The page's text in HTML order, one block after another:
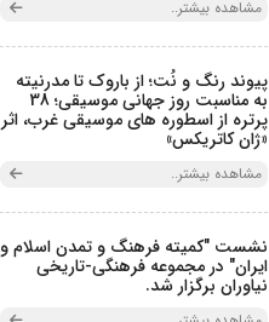
مشاهده بیشتر..
پیوند رنگ و نُت؛ از باروک تا مدرنیته
به مناسبت روز جهانی موسیقی؛ 38
پرتره از اسطوره های موسیقی غرب، اثر
«ژان کاتریکس»
مشاهده بیشتر..
نشست "کمیته فرهنگ و تمدن اسلام و
ایران" در مجموعه فرهنگی‌-تاریخی
نیاوران برگزار شد.